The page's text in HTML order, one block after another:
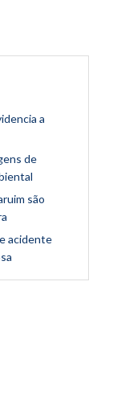
a
de
são
acidente